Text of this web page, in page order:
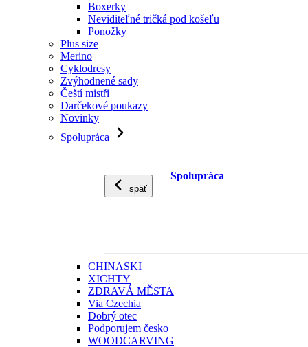
Boxerky
Neviditeľné tričká pod košeľu
Ponožky
Plus size
Merino
Cyklodresy
Zvýhodnené sady
Čeští mistři
Darčekové poukazy
Novinky
Spolupráca
späť
Spolupráca
CHINASKI
XICHTY
ZDRAVÁ MĚSTA
Via Czechia
Dobrý otec
Podporujem česko
WOODCARVING